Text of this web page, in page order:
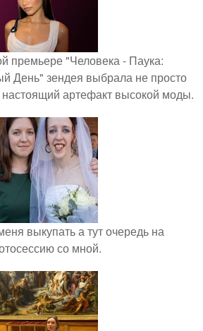
премьере "Человека - Паука:
День" зендея выбрала не просто
артефакт высокой моды.
выкупать а тут очередь на
со мной.